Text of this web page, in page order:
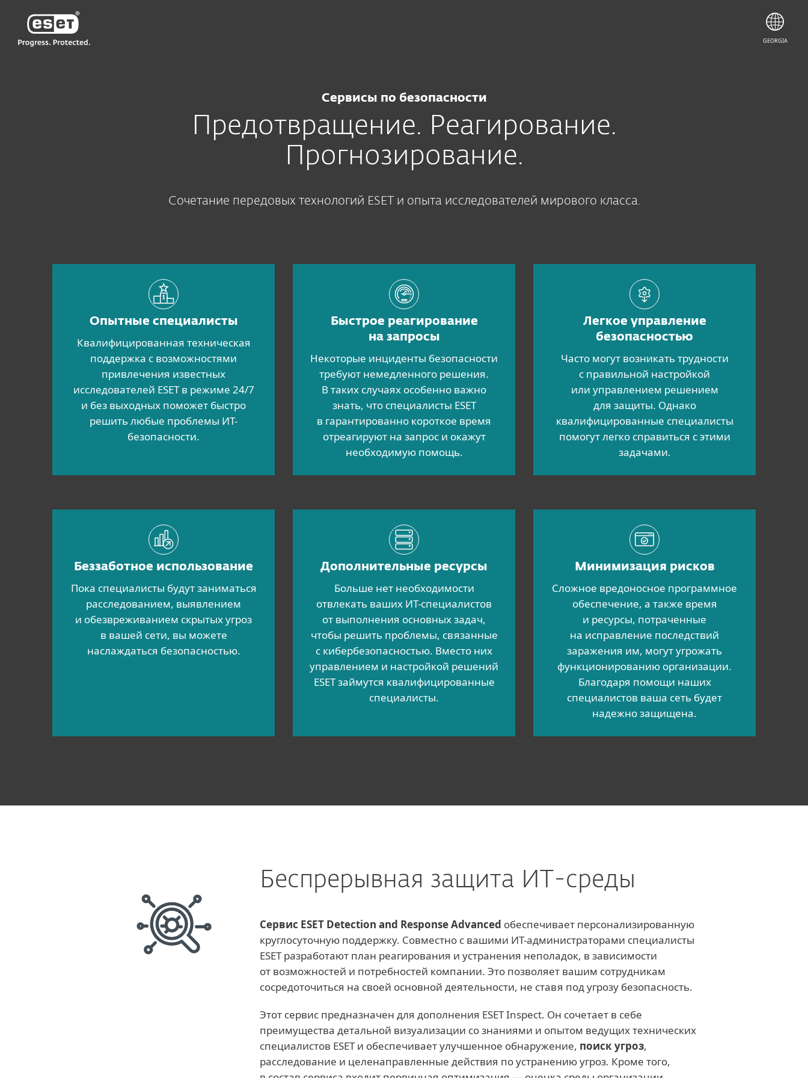
Сервисы по безопасности
Предотвращение. Реагирование.
Прогнозирование.
Сочетание передовых технологий ESET и опыта исследователей мирового класса.
Опытные специалисты
Квалифицированная техническая
поддержка с возможностями
привлечения известных
исследователей ESET в режиме 24/7
и без выходных поможет быстро
решить любые проблемы ИТ-
безопасности.
Быстрое реагирование
на запросы
Некоторые инциденты безопасности
требуют немедленного решения.
В таких случаях особенно важно
знать, что специалисты ESET
в гарантированно короткое время
отреагируют на запрос и окажут
необходимую помощь.
Легкое управление
безопасностью
Часто могут возникать трудности
с правильной настройкой
или управлением решением
для защиты. Однако
квалифицированные специалисты
помогут легко справиться с этими
задачами.
Беззаботное использование
Пока специалисты будут заниматься
расследованием, выявлением
и обезвреживанием скрытых угроз
в вашей сети, вы можете
наслаждаться безопасностью.
Дополнительные ресурсы
Больше нет необходимости
отвлекать ваших ИТ-специалистов
от выполнения основных задач,
чтобы решить проблемы, связанные
с кибербезопасностью. Вместо них
управлением и настройкой решений
ESET займутся квалифицированные
специалисты.
Минимизация рисков
Сложное вредоносное программное
обеспечение, а также время
и ресурсы, потраченные
на исправление последствий
заражения им, могут угрожать
функционированию организации.
Благодаря помощи наших
специалистов ваша сеть будет
надежно защищена.
Беспрерывная защита ИТ-среды
Сервис ESET Detection and Response Advanced обеспечивает персонализированную
круглосуточную поддержку. Совместно с вашими ИТ-администраторами специалисты
ESET разработают план реагирования и устранения неполадок, в зависимости
от возможностей и потребностей компании. Это позволяет вашим сотрудникам
сосредоточиться на своей основной деятельности, не ставя под угрозу безопасность.
Этот сервис предназначен для дополнения ESET Inspect. Он сочетает в себе
преимущества детальной визуализации со знаниями и опытом ведущих технических
специалистов ESET и обеспечивает улучшенное обнаружение, поиск угроз,
расследование и целенаправленные действия по устранению угроз. Кроме того,
GE GE-RU2Сервисы для бизнеса
ESET
GEORGIA